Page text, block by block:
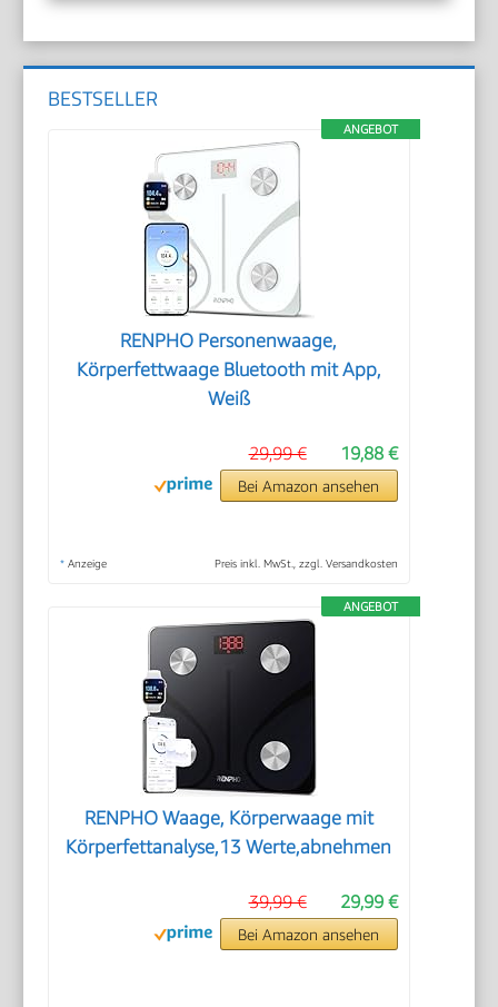
BESTSELLER
ANGEBOT
RENPHO Personenwaage,
Körperfettwaage Bluetooth mit App,
Weiß
19,88 €
29,99 €
Bei Amazon ansehen
* Anzeige Preis inkl. MwSt., zzgl. Versandkosten
ANGEBOT
RENPHO Waage, Körperwaage mit
Körperfettanalyse,13 Werte,abnehmen
29,99 €
39,99 €
Bei Amazon ansehen